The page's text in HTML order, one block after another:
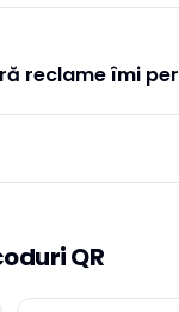
reclame îmi
QR